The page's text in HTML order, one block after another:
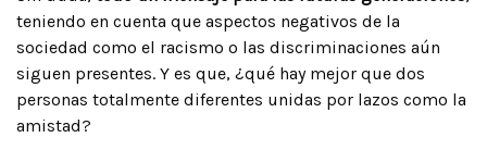
teniendo en cuenta que aspectos negativos de la
sociedad como el racismo o las discriminaciones aún
siguen presentes. Y es que, ¿qué hay mejor que dos
personas totalmente diferentes unidas por lazos como la
amistad?